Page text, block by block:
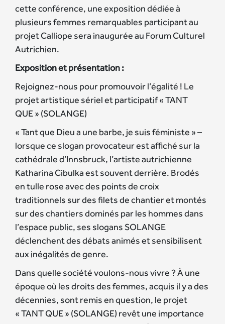
cette conférence, une exposition dédiée à
plusieurs femmes remarquables participant au
projet Calliope sera inaugurée au Forum Culturel
Autrichien.
Exposition et présentation :
Rejoignez-nous pour promouvoir l’égalité ! Le
projet artistique sériel et participatif « TANT
QUE » (SOLANGE)
« Tant que Dieu a une barbe, je suis féministe » –
lorsque ce slogan provocateur est affiché sur la
cathédrale d’Innsbruck, l’artiste autrichienne
Katharina Cibulka est souvent derrière. Brodés
en tulle rose avec des points de croix
traditionnels sur des filets de chantier et montés
sur des chantiers dominés par les hommes dans
l’espace public, ses slogans SOLANGE
déclenchent des débats animés et sensibilisent
aux inégalités de genre.
Dans quelle société voulons-nous vivre ? À une
époque où les droits des femmes, acquis il y a des
décennies, sont remis en question, le projet
« TANT QUE » (SOLANGE) revêt une importance